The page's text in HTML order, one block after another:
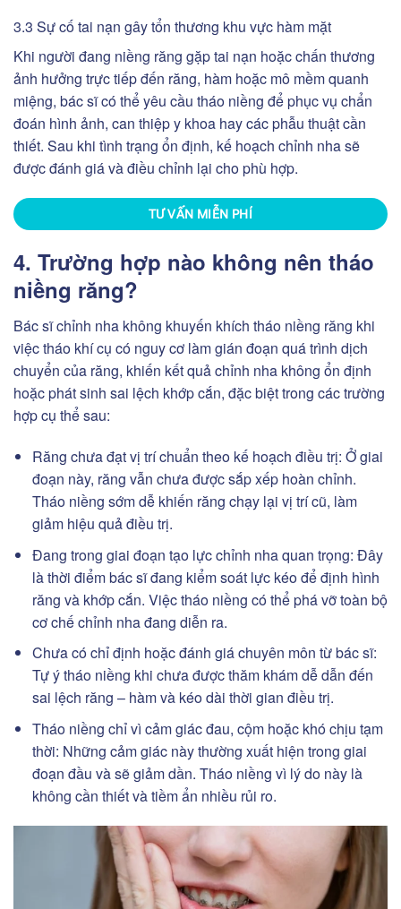
3.3 Sự cố tai nạn gây tổn thương khu vực hàm mặt
Khi người đang niềng răng gặp tai nạn hoặc chấn thương
ảnh hưởng trực tiếp đến răng, hàm hoặc mô mềm quanh
miệng, bác sĩ có thể yêu cầu tháo niềng để phục vụ chẩn
đoán hình ảnh, can thiệp y khoa hay các phẫu thuật cần
thiết. Sau khi tình trạng ổn định, kế hoạch chỉnh nha sẽ
được đánh giá và điều chỉnh lại cho phù hợp.
TƯ VẤN MIỄN PHÍ
4. Trường hợp nào không nên tháo
niềng răng?
Bác sĩ chỉnh nha không khuyến khích tháo niềng răng khi
việc tháo khí cụ có nguy cơ làm gián đoạn quá trình dịch
chuyển của răng, khiến kết quả chỉnh nha không ổn định
hoặc phát sinh sai lệch khớp cắn, đặc biệt trong các trường
hợp cụ thể sau:
Răng chưa đạt vị trí chuẩn theo kế hoạch điều trị: Ở giai
đoạn này, răng vẫn chưa được sắp xếp hoàn chỉnh.
Tháo niềng sớm dễ khiến răng chạy lại vị trí cũ, làm
giảm hiệu quả điều trị.
Đang trong giai đoạn tạo lực chỉnh nha quan trọng: Đây
là thời điểm bác sĩ đang kiểm soát lực kéo để định hình
răng và khớp cắn. Việc tháo niềng có thể phá vỡ toàn bộ
cơ chế chỉnh nha đang diễn ra.
Chưa có chỉ định hoặc đánh giá chuyên môn từ bác sĩ:
Tự ý tháo niềng khi chưa được thăm khám dễ dẫn đến
sai lệch răng – hàm và kéo dài thời gian điều trị.
Tháo niềng chỉ vì cảm giác đau, cộm hoặc khó chịu tạm
thời: Những cảm giác này thường xuất hiện trong giai
đoạn đầu và sẽ giảm dần. Tháo niềng vì lý do này là
không cần thiết và tiềm ẩn nhiều rủi ro.